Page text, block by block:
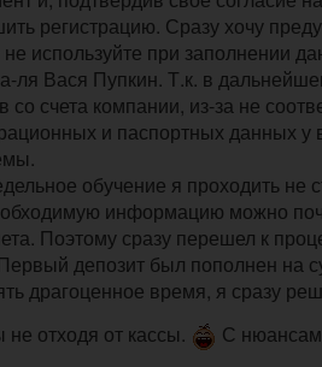
регистрацию. Сразу хочу
не используйте при заполнении
ля Вася Пупкин. Т.к. в
со счета компании, из-за не
и паспортных данных у
обучение я проходить не
информацию можно
Поэтому сразу перешел к
депозит был пополнен на
драгоценное время, я сразу
не отходя от кассы.
С